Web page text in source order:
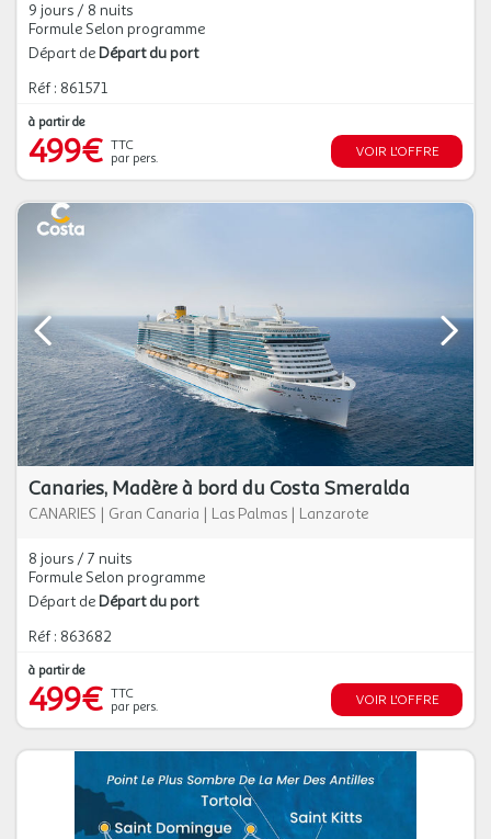
9 jours / 8 nuits
Formule Selon programme
Départ de Départ du port
Réf : 861571
à partir de
499€ TTC
par pers.
VOIR L'OFFRE
Canaries, Madère à bord du Costa Smeralda
CANARIES | Gran Canaria | Las Palmas | Lanzarote
8 jours / 7 nuits
Formule Selon programme
Départ de Départ du port
Réf : 863682
à partir de
499€ TTC
par pers.
VOIR L'OFFRE